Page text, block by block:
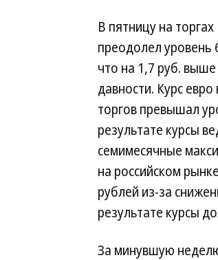
В пятницу на
преодолел уровень
что на 1,7 руб.
давности. Курс
торгов превышал
результате курсы
семимесячные
на российском
рублей из-за
результате курсы
За минувшую